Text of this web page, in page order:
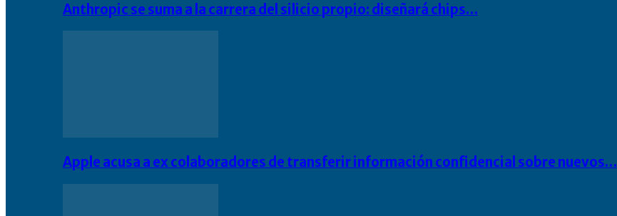
Anthropic se suma a la carrera del silicio propio: diseñará chips…
Apple acusa a ex colaboradores de transferir información confidencial sobre nuevos…